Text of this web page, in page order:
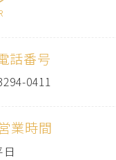
話番号
0411
業時間